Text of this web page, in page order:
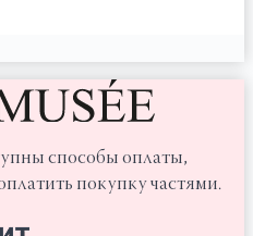
способы оплаты,
покупку частями.